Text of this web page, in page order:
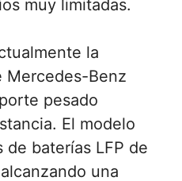
muy limitadas.
la
Mercedes-Benz
pesado
El modelo
baterías LFP de
una